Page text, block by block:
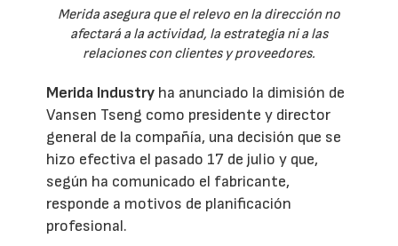
Merida asegura que el relevo en la dirección no
afectará a la actividad, la estrategia ni a las
relaciones con clientes y proveedores.
Merida Industry ha anunciado la dimisión de
Vansen Tseng como presidente y director
general de la compañía, una decisión que se
hizo efectiva el pasado 17 de julio y que,
según ha comunicado el fabricante,
responde a motivos de planificación
profesional.